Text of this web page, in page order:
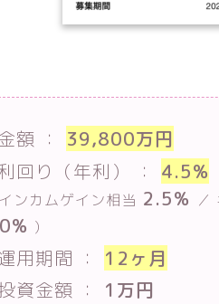
額 ：
39,800万円
回り（年利） ：
4.5%
インカムゲイン相当 2.5% ／
）
用期間 ：
12ヶ月
資金額 ：
1万円